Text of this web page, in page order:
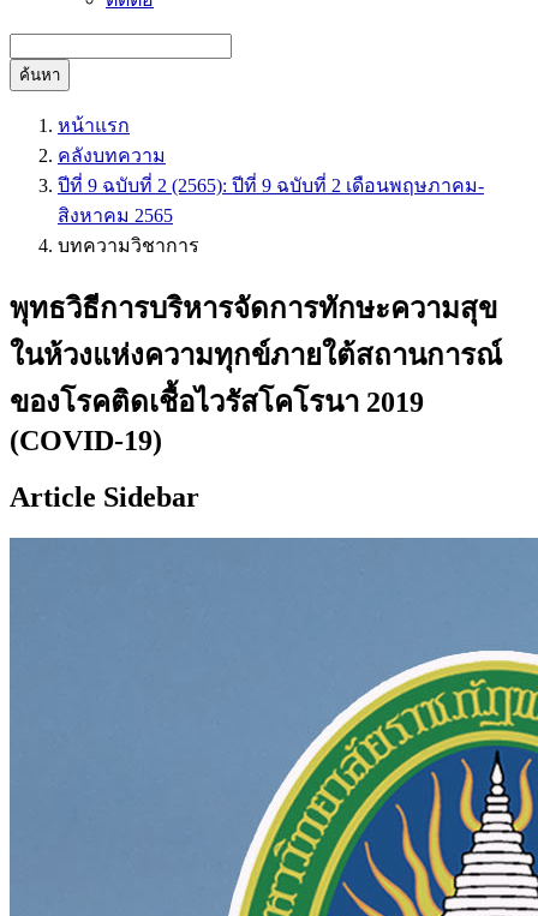
ค้นหา
หน้าแรก
คลังบทความ
ปีที่ 9 ฉบับที่ 2 (2565): ปีที่ 9 ฉบับที่ 2 เดือนพฤษภาคม-
สิงหาคม 2565
บทความวิชาการ
พุทธวิธีการบริหารจัดการทักษะความสุข
ในห้วงแห่งความทุกข์ภายใต้สถานการณ์
ของโรคติดเชื้อไวรัสโคโรนา 2019
(COVID-19)
Article Sidebar